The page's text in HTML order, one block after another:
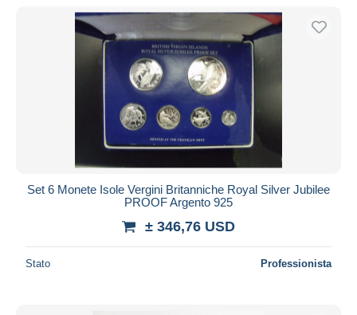
Solo sconto
Spedizione gratuita
Metodi di pagamento
PayPal
Bonifico bancario
Visa
Mastercard
Bancontact
iDeal
Residenza del venditore
Set 6 Monete Isole Vergini Britanniche Royal Silver Jubilee
PROOF Argento 925
± 346,76 USD
Stato Professionista